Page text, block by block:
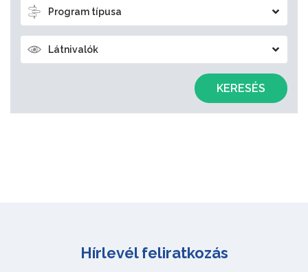
Program típusa
Látnivalók
KERESÉS
Hírlevél feliratkozás